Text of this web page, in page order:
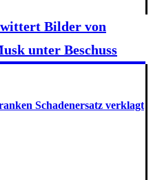
Bilder von
unter Beschuss
Schadenersatz verklagt